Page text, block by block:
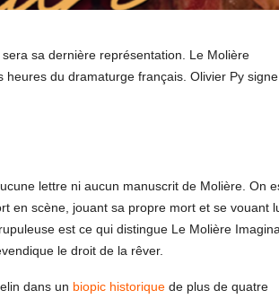
sa dernière représentation. Le Molière
du dramaturge français. Olivier Py
lettre ni aucun manuscrit de Molière. On
en scène, jouant sa propre mort et se vouant
est ce qui distingue Le Molière
le droit de la rêver.
dans un biopic historique de plus de quatre